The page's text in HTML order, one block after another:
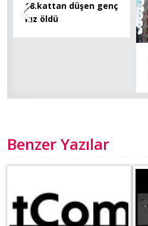
18.kattan düşen genç
kız öldü
Benzer Yazılar